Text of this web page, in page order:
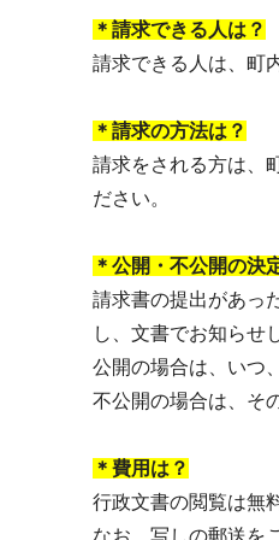
＊請求できる人は？
請求できる人は、町
＊請求の方法は？
請求をされる方は、
ださい。
＊公開・不公開の決
請求書の提出があっ
し、文書でお知らせ
公開の場合は、いつ
不公開の場合は、そ
＊費用は？
行政文書の閲覧は無